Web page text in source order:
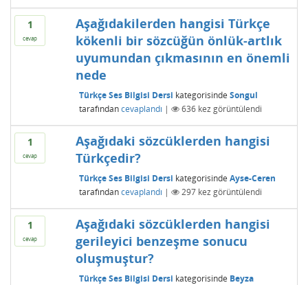
1
cevap
Aşağıdakilerden hangisi Türkçe
kökenli bir sözcüğün önlük-artlık
uyumundan çıkmasının en önemli
nede
Türkçe Ses Bilgisi Dersi kategorisinde Songul
tarafından cevaplandı | 636kez görüntülendi
1
cevap
Aşağıdaki sözcüklerden hangisi
Türkçedir?
Türkçe Ses Bilgisi Dersi kategorisinde Ayse-Ceren
tarafından cevaplandı | 297kez görüntülendi
1
cevap
Aşağıdaki sözcüklerden hangisi
gerileyici benzeşme sonucu
oluşmuştur?
Türkçe Ses Bilgisi Dersi kategorisinde Beyza